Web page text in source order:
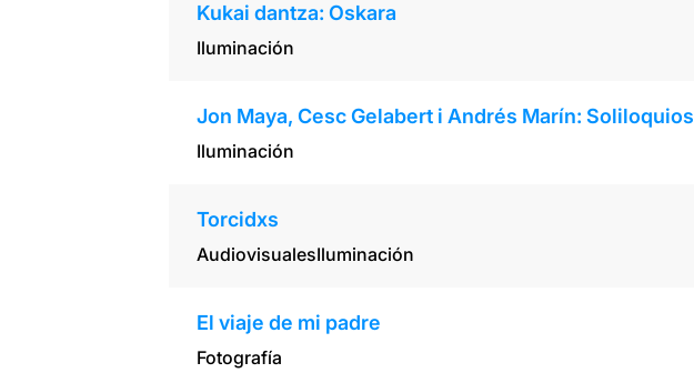
Kukai dantza: Oskara
Iluminación
Jon Maya, Cesc Gelabert i Andrés Marín: Soliloquios
Iluminación
Torcidxs
AudiovisualesIluminación
El viaje de mi padre
Fotografía